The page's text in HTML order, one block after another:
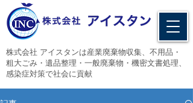
​株式会社 アイスタンは産業廃棄物収集、不用品・
粗大ごみ・遺品整理・一般廃棄物・機密文書処理、
感染症対策で社会に貢献